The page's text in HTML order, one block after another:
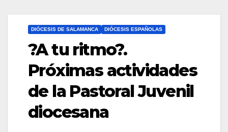
DIÓCESIS DE SALAMANCA DIÓCESIS ESPAÑOLAS
?A tu ritmo?.
Próximas actividades
de la Pastoral Juvenil
diocesana